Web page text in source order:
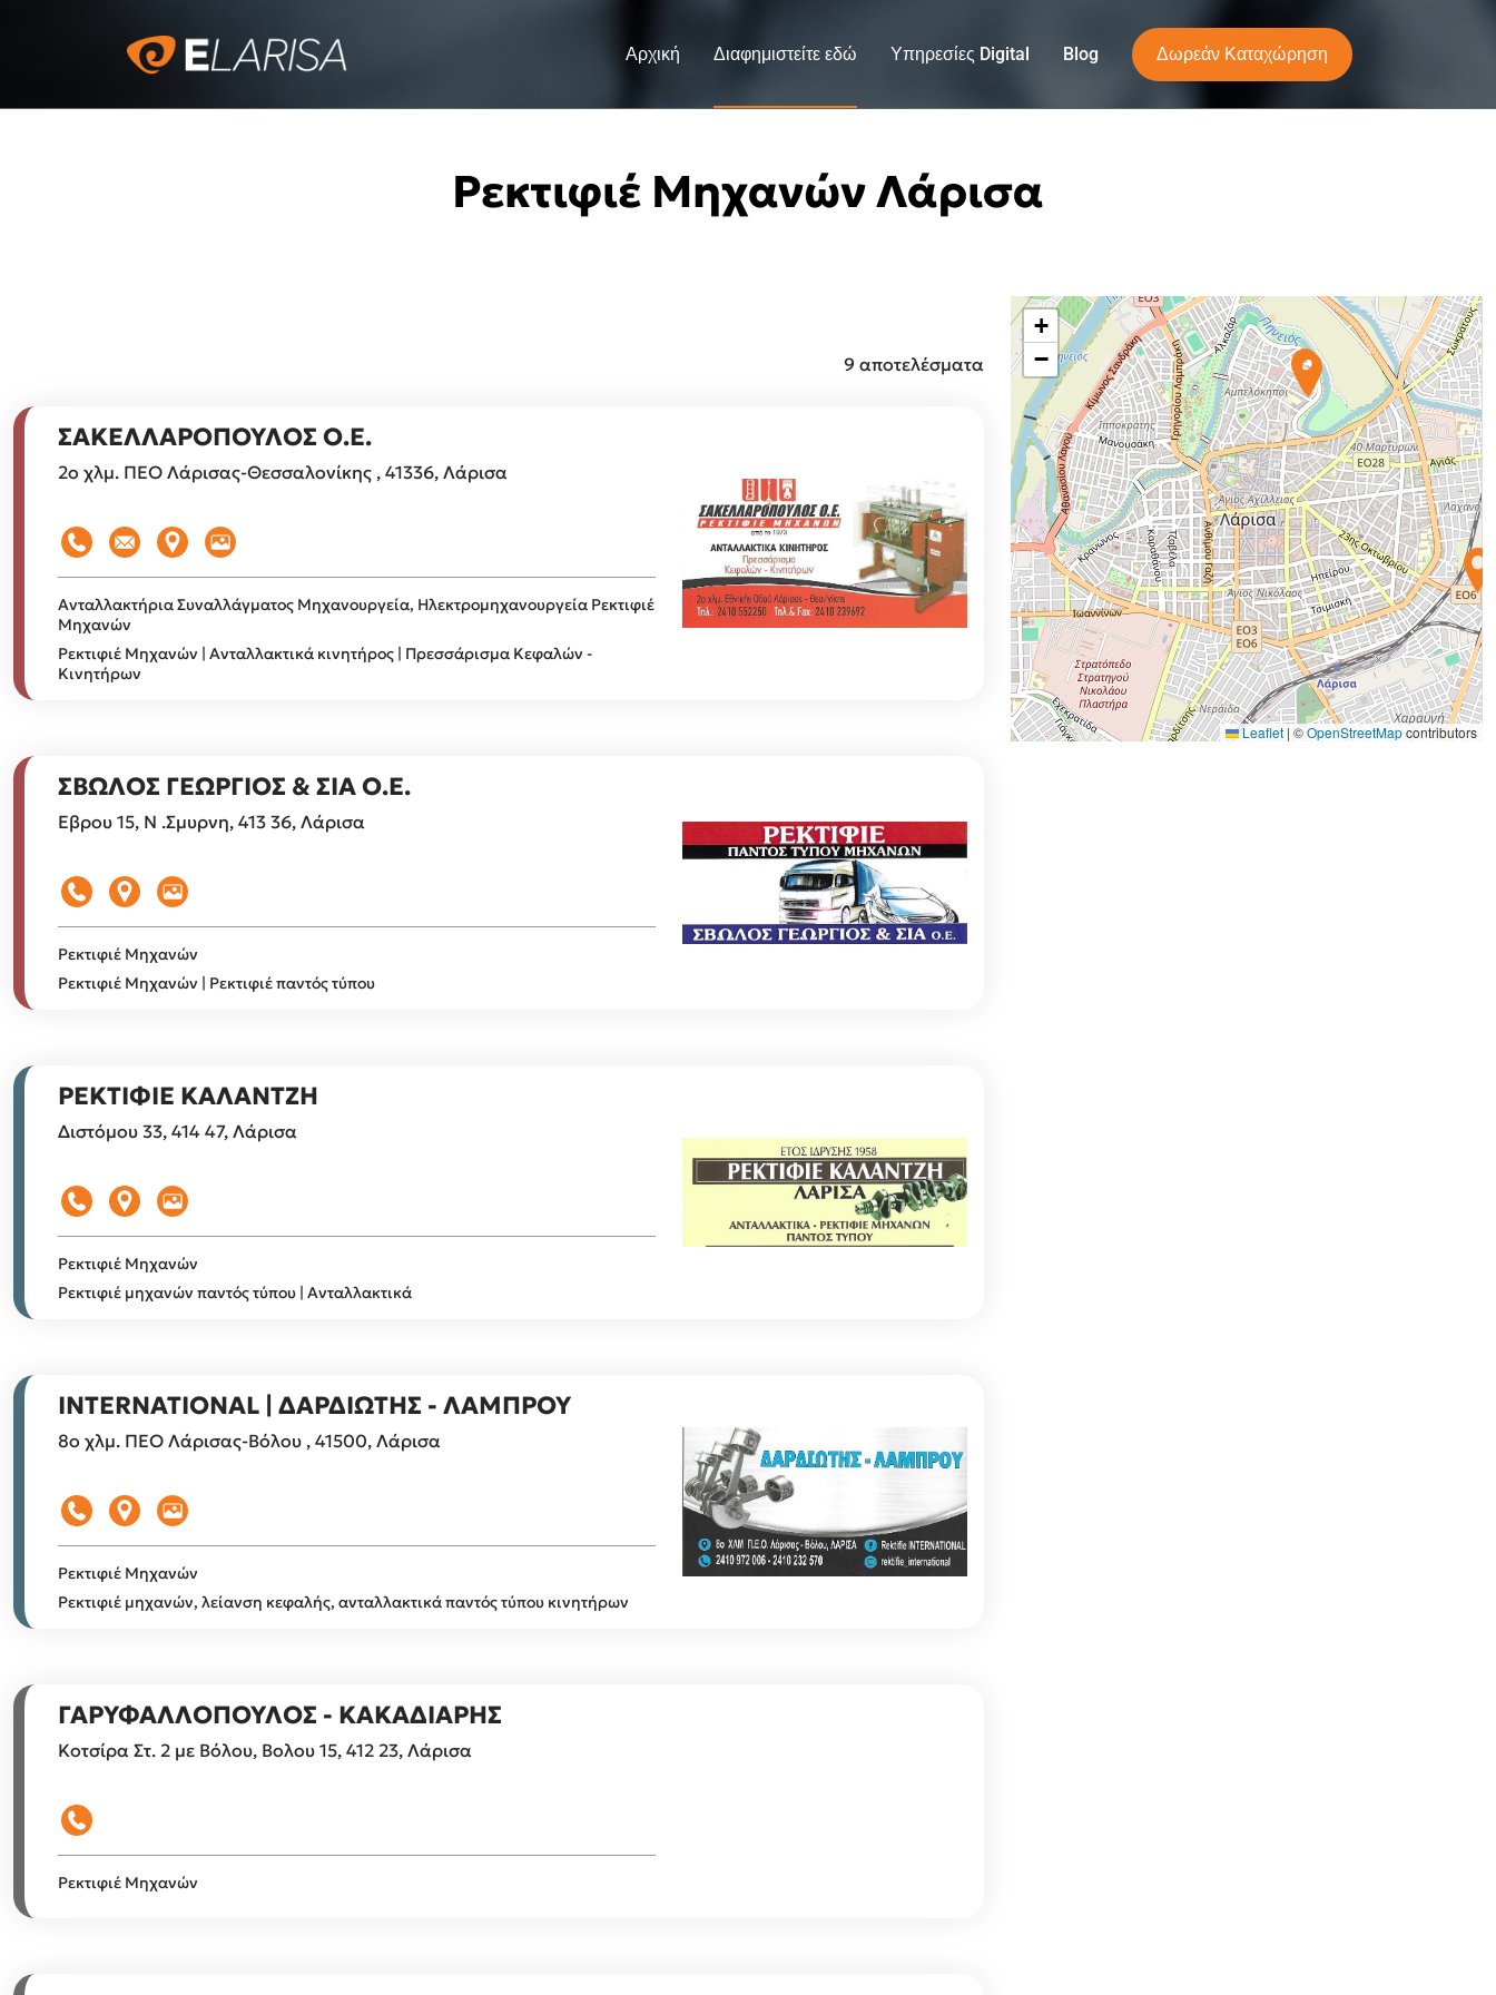
Αρχική Διαφημιστείτε εδώ Υπηρεσίες Digital Blog Δωρεάν Καταχώρηση
Ρεκτιφιέ Μηχανών Λάρισα
9 αποτελέσματα
ΣΑΚΕΛΛΑΡΟΠΟΥΛΟΣ Ο.Ε.
2ο χλμ. ΠΕΟ Λάρισας-Θεσσαλονίκης , 41336, Λάρισα
Ανταλλακτήρια Συναλλάγματος Μηχανουργεία, Ηλεκτρομηχανουργεία Ρεκτιφιέ
Μηχανών
Ρεκτιφιέ Μηχανών | Ανταλλακτικά κινητήρος | Πρεσσάρισμα Κεφαλών -
Κινητήρων
ΣΒΩΛΟΣ ΓΕΩΡΓΙΟΣ & ΣΙΑ Ο.Ε.
Εβρου 15, Ν .Σμυρνη, 413 36, Λάρισα
Ρεκτιφιέ Μηχανών
Ρεκτιφιέ Μηχανών | Ρεκτιφιέ παντός τύπου
ΡΕΚΤΙΦΙΕ ΚΑΛΑΝΤΖΗ
Διστόμου 33, 414 47, Λάρισα
Ρεκτιφιέ Μηχανών
Ρεκτιφιέ μηχανών παντός τύπου | Ανταλλακτικά
INTERNATIONAL | ΔΑΡΔΙΩΤΗΣ - ΛΑΜΠΡΟΥ
8ο χλμ. ΠΕΟ Λάρισας-Βόλου , 41500, Λάρισα
Ρεκτιφιέ Μηχανών
Ρεκτιφιέ μηχανών, λείανση κεφαλής, ανταλλακτικά παντός τύπου κινητήρων
ΓΑΡΥΦΑΛΛΟΠΟΥΛΟΣ - ΚΑΚΑΔΙΑΡΗΣ
Κοτσίρα Στ. 2 με Βόλου, Βολου 15, 412 23, Λάρισα
Ρεκτιφιέ Μηχανών
+
−
Leaflet | ©OpenStreetMapcontributors